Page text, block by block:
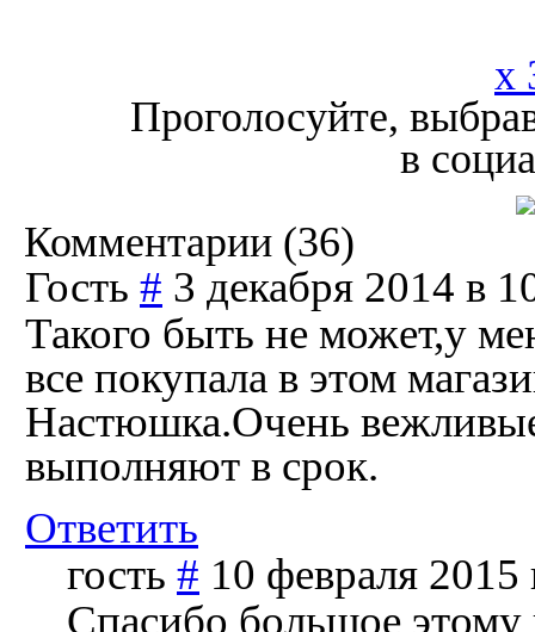
x
Проголосуйте,
в
Комментарии (36)
Гость # 3 декабря 2014 в
Такого быть не может,у
все покупала в этом
Настюшка.Очень
выполняют в срок.
Ответить
гость # 10 февраля 2015
Спасибо большое этому